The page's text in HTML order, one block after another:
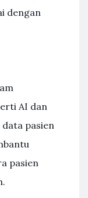
dengan
AI dan
pasien
pasien